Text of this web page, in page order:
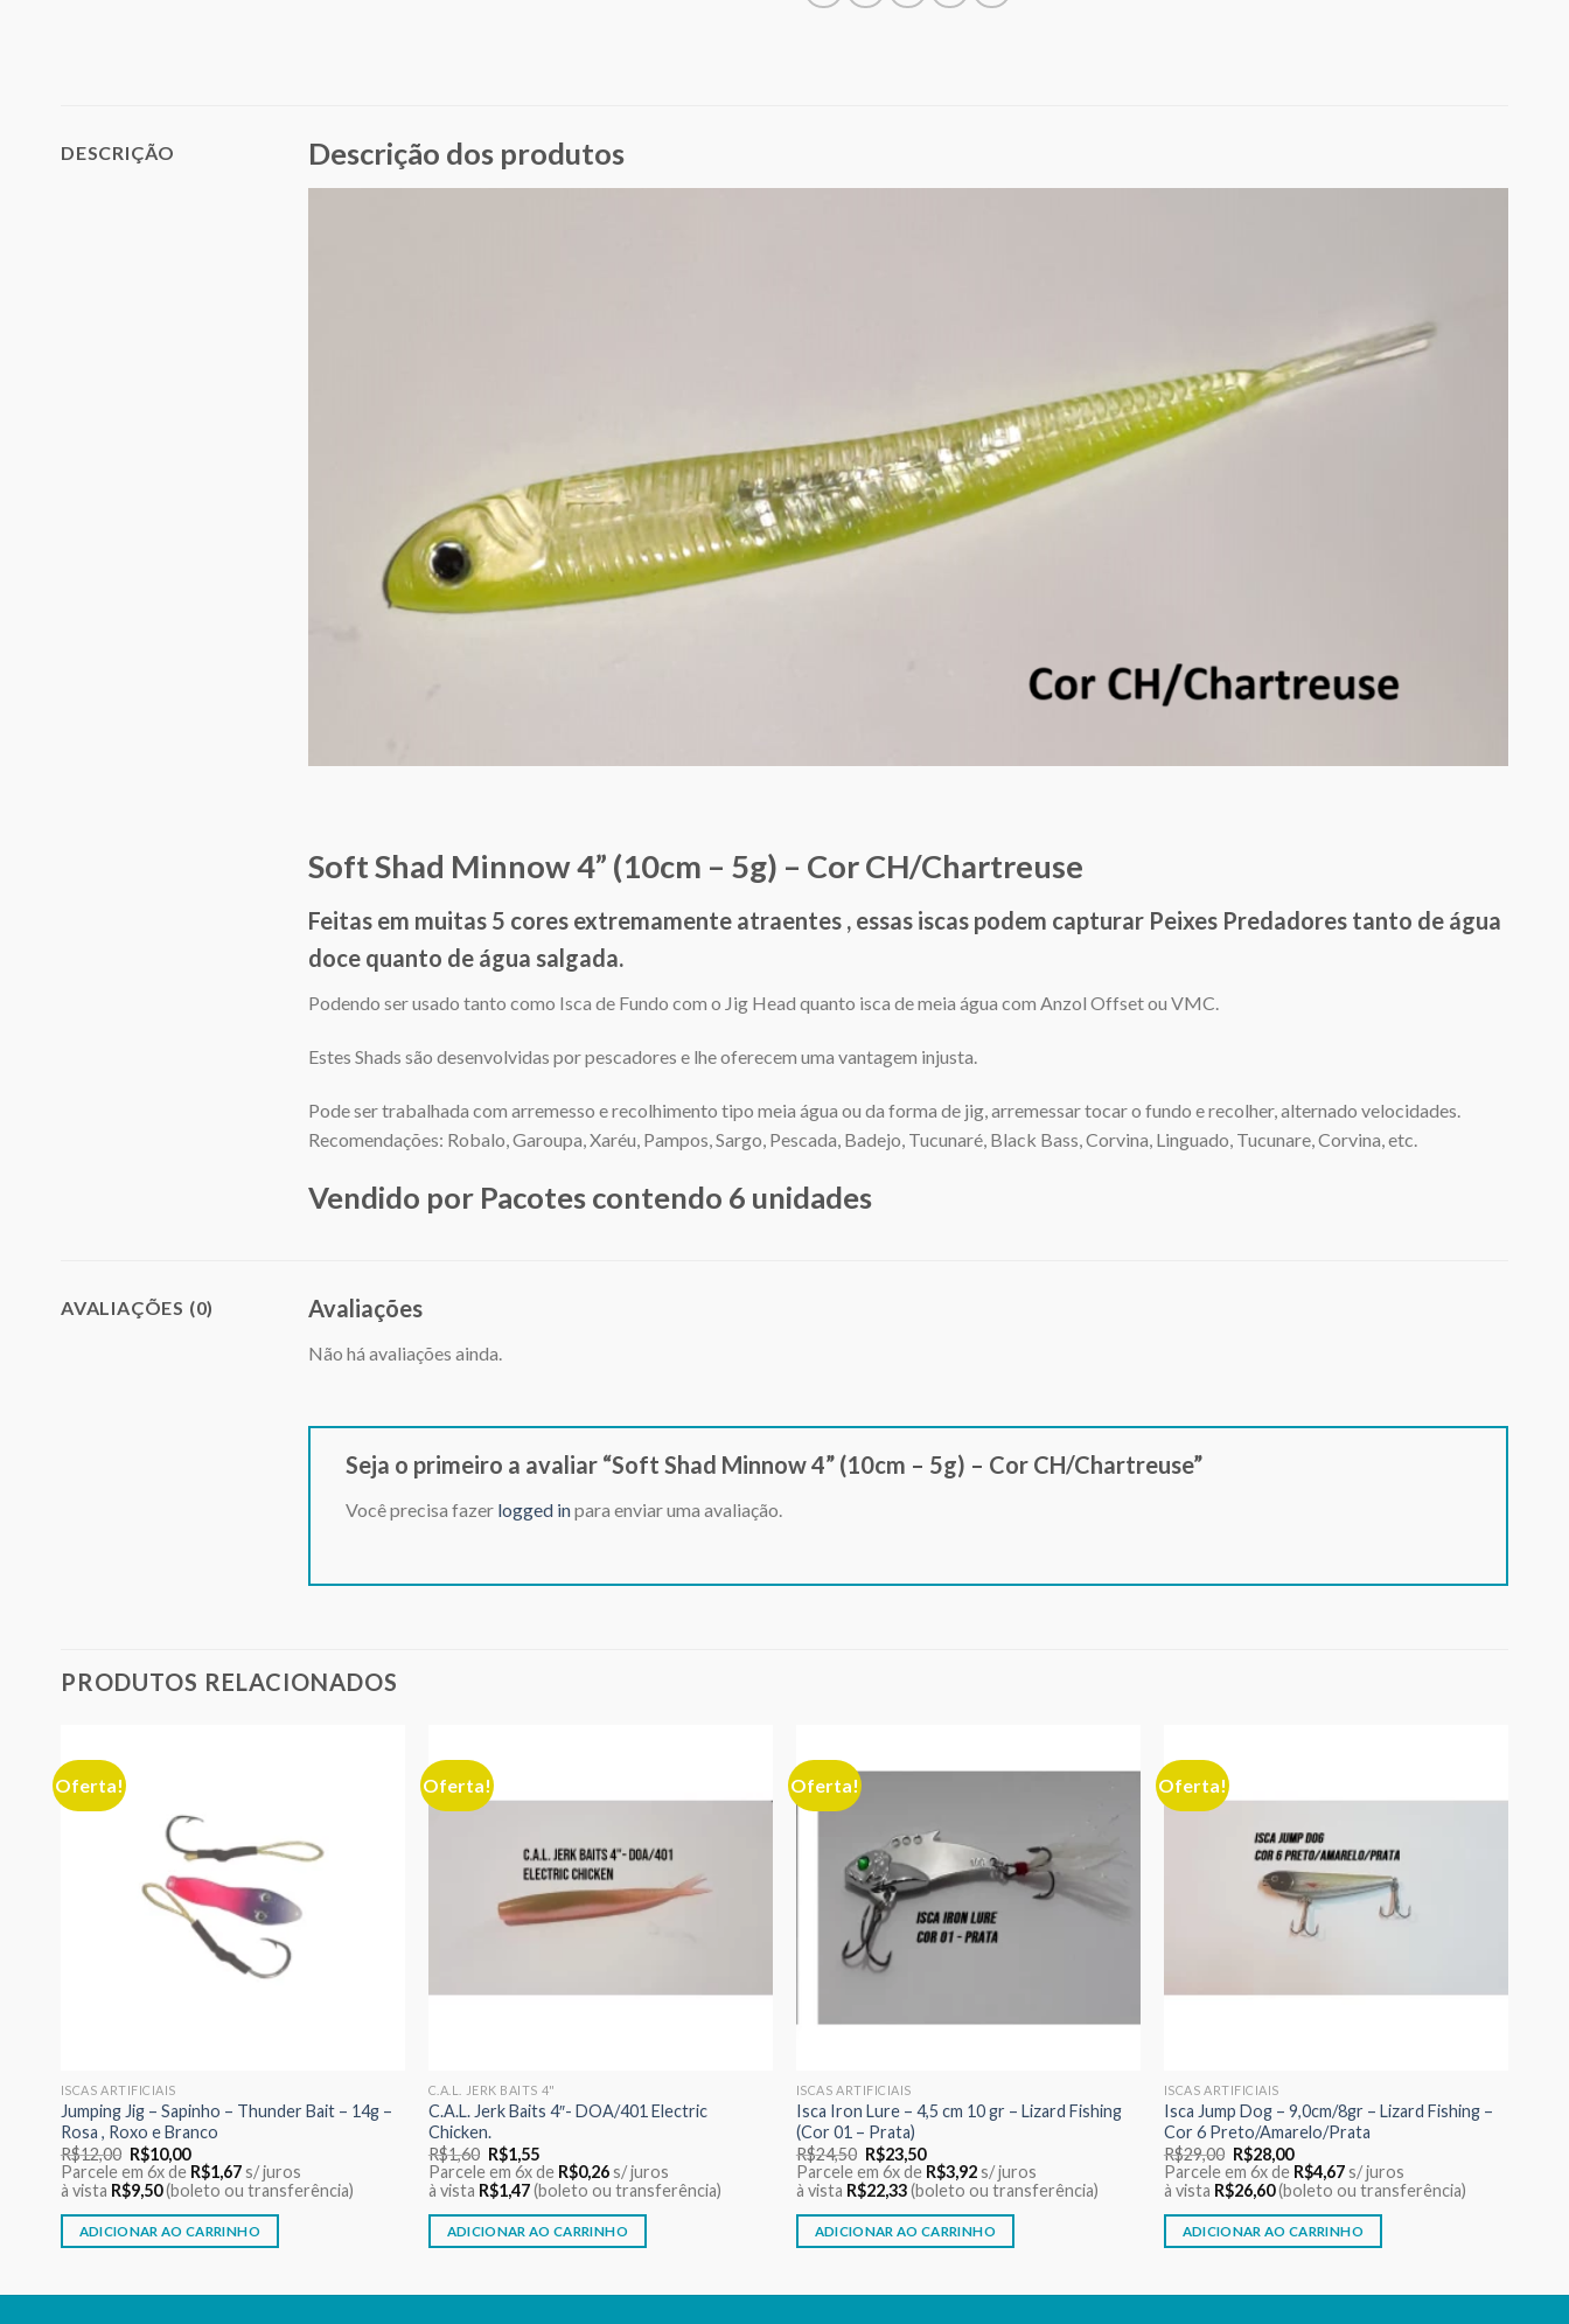
DESCRIÇÃO Descrição dos produtos
Soft Shad Minnow 4” (10cm – 5g) – Cor CH/Chartreuse
Feitas em muitas 5 cores extremamente atraentes , essas iscas podem capturar Peixes Predadores tanto de água
doce quanto de água salgada.
Podendo ser usado tanto como Isca de Fundo com o Jig Head quanto isca de meia água com Anzol Offset ou VMC.
Estes Shads são desenvolvidas por pescadores e lhe oferecem uma vantagem injusta.
Pode ser trabalhada com arremesso e recolhimento tipo meia água ou da forma de jig, arremessar tocar o fundo e recolher, alternado velocidades.
Recomendações: Robalo, Garoupa, Xaréu, Pampos, Sargo, Pescada, Badejo, Tucunaré, Black Bass, Corvina, Linguado, Tucunare, Corvina, etc.
Vendido por Pacotes contendo 6 unidades
AVALIAÇÕES (0) Avaliações
Não há avaliações ainda.
Seja o primeiro a avaliar “Soft Shad Minnow 4” (10cm – 5g) – Cor CH/Chartreuse”
Você precisa fazer logged inpara enviar uma avaliação.
PRODUTOS RELACIONADOS
Oferta!
ISCAS ARTIFICIAIS
Jumping Jig – Sapinho – Thunder Bait – 14g –
Rosa , Roxo e Branco
R$12,00 O
preço
original
era:
R$12,00.
R$10,00O
preço
atual
é:
R$10,00.
Parcele em 6x de R$1,67s/ juros
à vista R$9,50(boleto ou transferência)
ADICIONAR AO CARRINHO
Oferta!
aos meus
C.A.L. JERK BAITS 4"
C.A.L. Jerk Baits 4″- DOA/401 Electric
Chicken.
R$1,60 O
preço
original
era:
R$1,60.
R$1,55O
preço
atual
é:
R$1,55.
Parcele em 6x de R$0,26s/ juros
à vista R$1,47(boleto ou transferência)
ADICIONAR AO CARRINHO
Oferta!
desejos
ISCAS ARTIFICIAIS
Isca Iron Lure – 4,5 cm 10 gr – Lizard Fishing
(Cor 01 – Prata)
R$24,50 O
preço
original
era:
R$24,50.
R$23,50O
preço
atual
é:
R$23,50.
Parcele em 6x de R$3,92s/ juros
à vista R$22,33(boleto ou transferência)
ADICIONAR AO CARRINHO
Oferta!
aos meus
ISCAS ARTIFICIAIS
Isca Jump Dog – 9,0cm/8gr – Lizard Fishing –
Cor 6 Preto/Amarelo/Prata
R$29,00 O
preço
original
era:
R$29,00.
R$28,00O
preço
atual
é:
R$28,00.
Parcele em 6x de R$4,67s/ juros
à vista R$26,60(boleto ou transferência)
ADICIONAR AO CARRINHO